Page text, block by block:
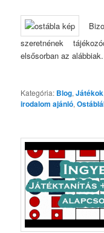
szeretnének
elsősorban az alábbiak.
Kategória: Blog,Játékok
irodalom ajánló,